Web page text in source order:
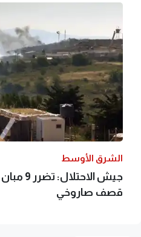
الشرق الأوسط
جيش
قصف صاروخي